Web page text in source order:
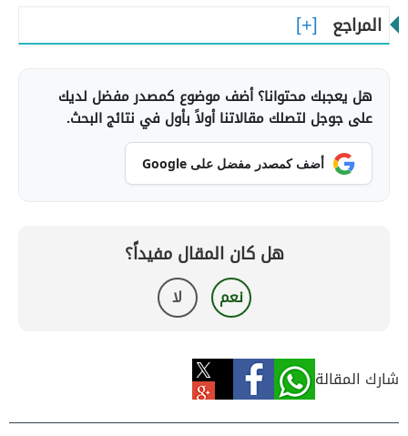
المراجع
هل يعجبك محتوانا؟ أضف موضوع كمصدر مفضل لديك
على جوجل لتصلك مقالاتنا أولاً بأول في نتائج البحث.
أضف كمصدر مفضل على Google
هل كان المقال مفيداً؟
نعم لا
شارك المقالة